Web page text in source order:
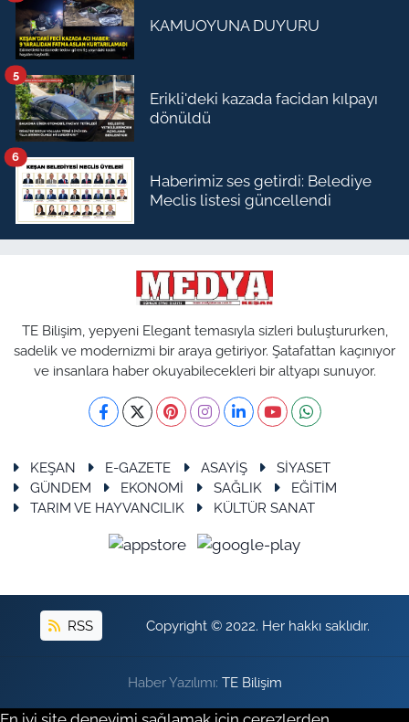
KAMUOYUNA DUYURU
Erikli'deki kazada facidan kılpayı
dönüldü
5
Haberimiz ses getirdi: Belediye
Meclis listesi güncellendi
6
TE Bilişim, yepyeni Elegant temasıyla sizleri buluştururken,
sadelik ve modernizmi bir araya getiriyor. Şatafattan kaçınıyor
ve insanlara haber okuyabilecekleri bir altyapı sunuyor.
KEŞAN E-GAZETE ASAYİŞ
SİYASET
GÜNDEM
EKONOMİ SAĞLIK
EĞİTİM
TARIM VE HAYVANCILIK
KÜLTÜR SANAT
RSS Copyright © 2022. Her hakkı saklıdır.
Haber Yazılımı: TE Bilişim